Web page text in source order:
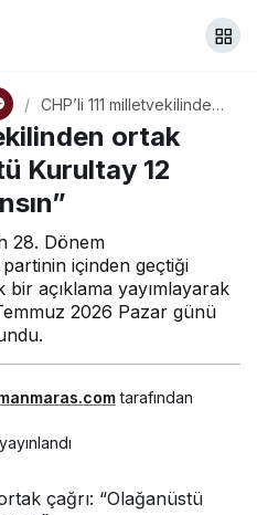
CHP’li 111 milletvekilinden
ortak çağrı: “Olağanüstü
Kurultay 12 Temmuz’da
toplansın”
ortak
Kurultay 12
28. Dönem
partinin içinden geçtiği
açıklama yayımlayarak
2026 Pazar günü
tarafından
yayınlandı
Paylaş